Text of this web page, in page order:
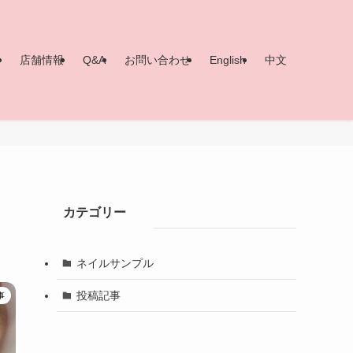
店舗情報 Q&A お問い合わせ English 中文
カテゴリー
ネイルサンプル
投稿記事